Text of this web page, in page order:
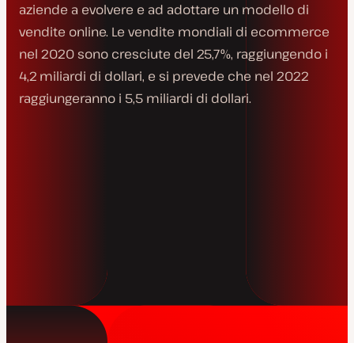
aziende a evolvere e ad adottare un modello di
vendite online. Le vendite mondiali di ecommerce
nel 2020 sono cresciute del 25,7%, raggiungendo i
4,2 miliardi di dollari, e si prevede che nel 2022
raggiungeranno i 5,5 miliardi di dollari.